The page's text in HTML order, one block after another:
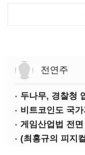
전연주